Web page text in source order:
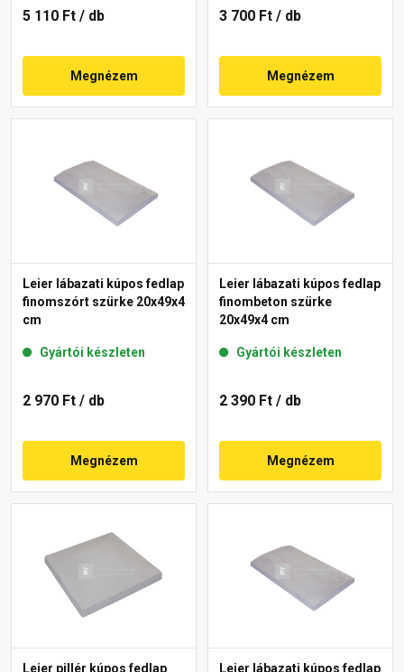
5 110 Ft / db
Megnézem
3 700 Ft / db
Megnézem
Leier lábazati kúpos fedlap
finomszórt szürke 20x49x4
cm
Gyártói készleten
2 970 Ft / db
Megnézem
Leier lábazati kúpos fedlap
finombeton szürke
20x49x4 cm
Gyártói készleten
2 390 Ft / db
Megnézem
Leier pillér kúpos fedlap
Leier lábazati kúpos fedlap